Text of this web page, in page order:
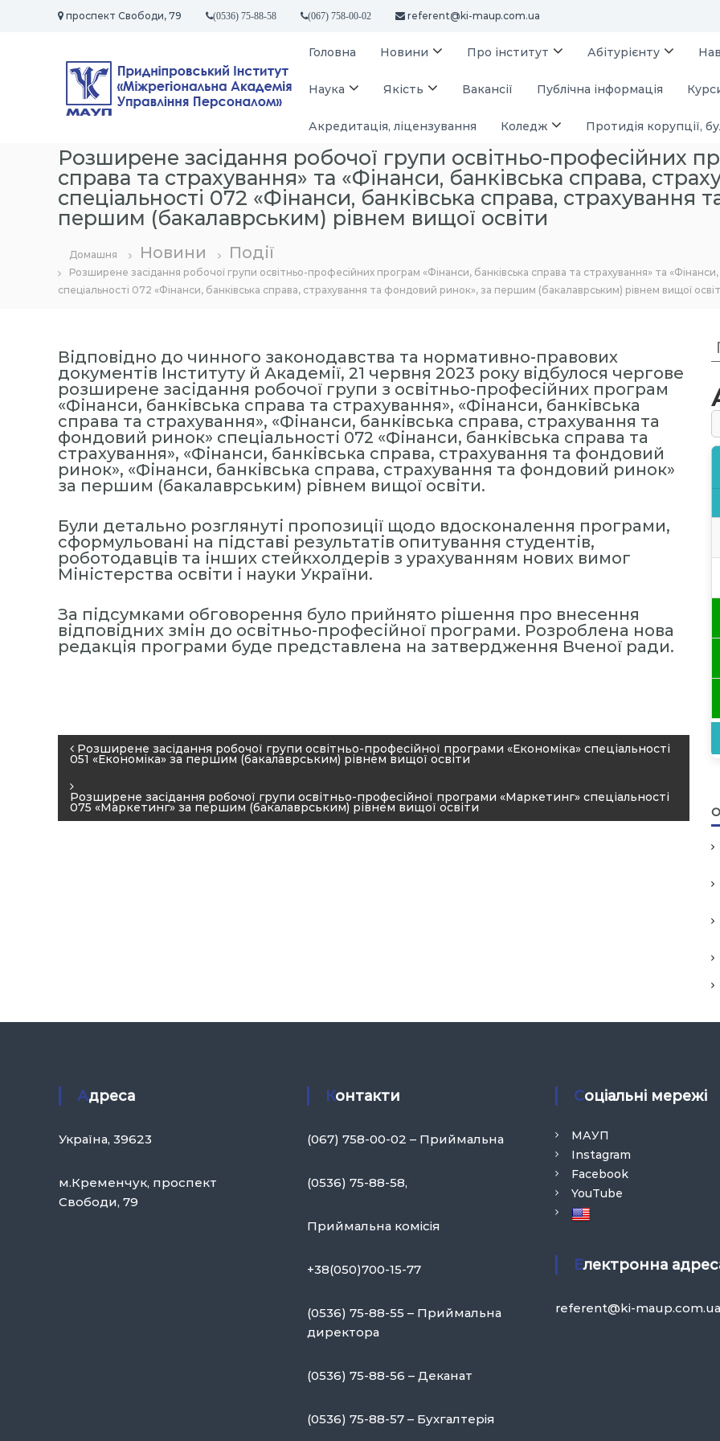
проспект Свободи, 79 (0536) 75-88-58 (067) 758-00-02 referent@ki-maup.com.ua
П
и
н
п
р
о
в
к
и
н
с
т
и
т
у
т
«
і
ж
р
е
г
і
о
н
а
к
а
н
я
е
с
н
о
»
Головна Новини Про інститут Абітурієнту
Наука Якість Вакансії Публічна інформація
Акредитація, ліцензування Коледж Протидія корупції,
Розширене засідання робочої групи освітньо-професійних
справа та страхування» та «Фінанси, банківська справа,
спеціальності 072 «Фінанси, банківська справа, страхування
першим (бакалаврським) рівнем вищої освіти
Домашня Новини Події
Розширене засідання робочої групи освітньо-професійних програм «Фінанси, банківська справа та страхування» та
спеціальності 072 «Фінанси, банківська справа, страхування та фондовий ринок», за першим (бакалаврським) рівнем вищої
Відповідно до чинного законодавства та нормативно-правових
документів Інституту й Академії, 21 червня 2023 року відбулося чергове
розширене засідання робочої групи з освітньо-професійних програм
«Фінанси, банківська справа та страхування», «Фінанси, банківська
справа та страхування», «Фінанси, банківська справа, страхування та
фондовий ринок» спеціальності 072 «Фінанси, банківська справа та
страхування», «Фінанси, банківська справа, страхування та фондовий
ринок», «Фінанси, банківська справа, страхування та фондовий ринок»
за першим (бакалаврським) рівнем вищої освіти.
Були детально розглянуті пропозиції щодо вдосконалення програми,
сформульовані на підставі результатів опитування студентів,
роботодавців та інших стейкхолдерів з урахуванням нових вимог
Міністерства освіти і науки України.
За підсумками обговорення було прийнято рішення про внесення
відповідних змін до освітньо-професійної програми. Розроблена нова
редакція програми буде представлена на затвердження Вченої ради.
Н
а
в
і
і
в
Розширене засідання робочої групи освітньо-професійної програми «Економіка» спеціальності
051 «Економіка» за першим (бакалаврським) рівнем вищої освіти
Розширене засідання робочої групи освітньо-професійної програми «Маркетинг» спеціальності
075 «Маркетинг» за першим (бакалаврським) рівнем вищої освіти
у
к
Адреса
Україна, 39623
м.Кременчук, проспект
Свободи, 79
Контакти
(067) 758-00-02 – Приймальна
(0536) 75-88-58,
Приймальна комісія
+38(050)700-15-77
(0536) 75-88-55 – Приймальна
директора
(0536) 75-88-56 – Деканат
(0536) 75-88-57 – Бухгалтерія
Соціальні мережі
МАУП
Instagram
Facebook
YouTube
Електронна
referent@ki-maup.com.ua